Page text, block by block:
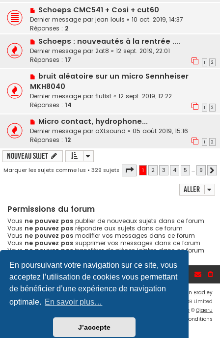
En poursuivant votre navigation sur ce site, vous
acceptez l’utilisation de cookies vous permettant
de bénéficier d’une expérience de navigation
optimale. En savoir plus…
J’accepte
Schoeps CMC541 + Cosi + cut60
Dernier message par jean louis « 10 oct. 2019, 14:37
Réponses : 2
Schoeps : nouveautés à la rentrée ....
Dernier message par 2at8 « 12 sept. 2019, 22:01
Réponses : 17 1 2
bruit aléatoire sur un micro Sennheiser
MKH8040
Dernier message par flutist « 12 sept. 2019, 12:22
Réponses : 14 1 2
Micro contact, hydrophone...
Dernier message par aXLsound « 05 août 2019, 15:16
Réponses : 12 1 2
Nouveau sujet
Marquer les sujets comme lus • 329 sujets Page 1sur9
1 2 3 4 5 … 9
Aller
Permissions du forum
Vous ne pouvez pas publier de nouveaux sujets dans ce forum
Vous ne pouvez pas répondre aux sujets dans ce forum
Vous ne pouvez pas modifier vos messages dans ce forum
Vous ne pouvez pas supprimer vos messages dans ce forum
Vousne pouvez pastransférer de pièces jointes dans ce forum
Accueil du forum
Flat Style by
Ian Bradley
Développé par
® Forum Software © phpBB Limited
Traduction française officielle © Qiaeru
Conditions